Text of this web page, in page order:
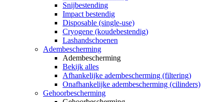
Snijbestending
Impact bestendig
Disposable (single-use)
Cryogene (koudebestendig)
Lashandschoenen
Adembescherming
Adembescherming
Bekijk alles
Afhankelijke adembescherming (filtering)
Onafhankelijke adembescherming (cilinders)
Gehoorbescherming